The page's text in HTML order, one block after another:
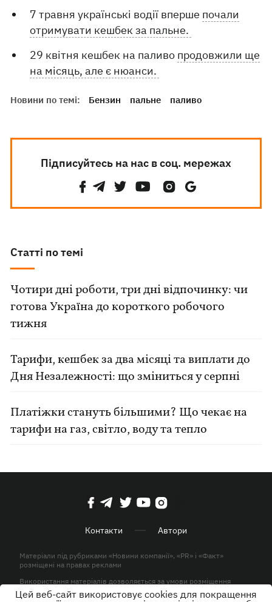
7 травня українські водії вперше почали
отримувати кешбек за пальне.
29 квітня кешбек на паливо продовжили ще
на місяць, але є нюанси.
Новини по темі: Бензин пальне паливо
Підписуйтесь на нас в соц. мережах
Статті по темі
Чотири дні роботи, три дні відпочинку: чи
готова Україна до короткого робочого
тижня
Тарифи, кешбек за два місяці та виплати до
Дня Незалежності: що зміниться у серпні
Платіжки стануть більшими? Що чекає на
тарифи на газ, світло, воду та тепло
Контакти Автори
Матеріали під рубриками «Новини компанії», «PR» і «Факт»
розміщені на правах реклами
Використання матеріалів дозволяється за умови розміщення
активного гіперпосилання на KP.UA в першому абзаці.
Цей веб-сайт використовує cookies для покращення